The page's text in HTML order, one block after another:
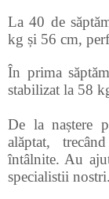
La 40 de
kg și 56 cm,
În prima
stabilizat la 58
De la naștere
alăptat,
întâlnite. Au
specialistii nostri.